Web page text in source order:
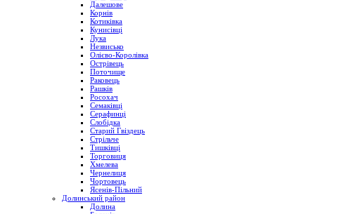
Далешове
Корнів
Котиківка
Кунисівці
Лука
Незвисько
Олієво-Королівка
Острівець
Поточище
Раковець
Рашків
Росохач
Семаківці
Серафинці
Слобідка
Старий Гвіздець
Стрільче
Тишківці
Торговиця
Хмелева
Чернелиця
Чортовець
Ясенів-Пільний
Долинський район
Долина